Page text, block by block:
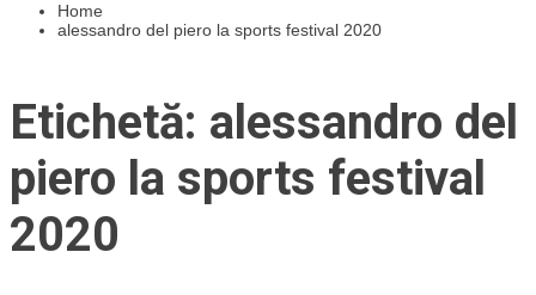
Home
alessandro del piero la sports festival 2020
Etichetă: alessandro del
piero la sports festival
2020